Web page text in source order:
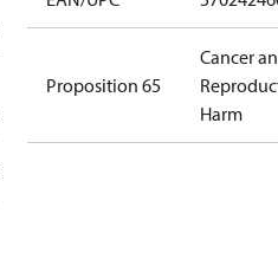
Proposition 65
Cancer
Harm